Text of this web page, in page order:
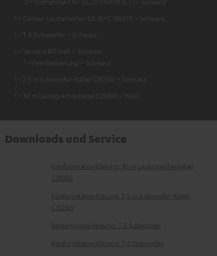
1 × Center-Lautsprecher UL 40 C Mk3 18 – Schwarz
1 × T 8 Subwoofer – Schwarz
1 × Yamaha RX-V4A – Schwarz
1 × Fernbedienung – Schwarz
1 × 2,5 m Subwoofer-Kabel C3525W – Schwarz
1 × 30 m Lautsprecherkabel C2530S – Weiß
Downloads und Service
D
o
k
u
m
e
Konformitätserklärung: 30 m Lautsprecherkabel
C2530S
Konformitätserklärung: 2,5 m Subwoofer-Kabel
C3525W
Bedienungsanleitung: T 8 Subwoofer
Konformitätserklärung: T 8 Subwoofer